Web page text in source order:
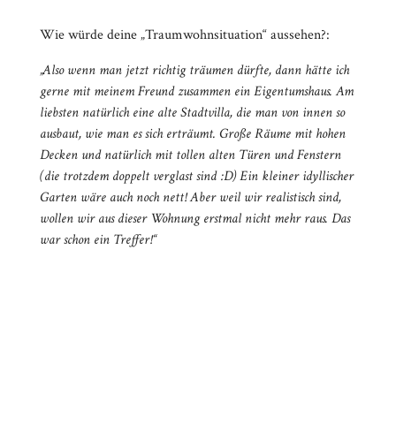
Wie würde deine „Traumwohnsituation“ aussehen?:
„Also wenn man jetzt richtig träumen dürfte, dann hätte ich
gerne mit meinem Freund zusammen ein Eigentumshaus. Am
liebsten natürlich eine alte Stadtvilla, die man von innen so
ausbaut, wie man es sich erträumt. Große Räume mit hohen
Decken und natürlich mit tollen alten Türen und Fenstern
(die trotzdem doppelt verglast sind :D)Ein kleiner idyllischer
Garten wäre auch noch nett! Aber weil wir realistisch sind,
wollen wir aus dieser Wohnung erstmal nicht mehr raus. Das
war schon ein Treffer!“